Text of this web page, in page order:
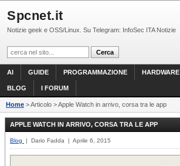
Spcnet.it
Notizie geek e OSS/Linux. Su Telegram: InfoSec ITA Notizie
AI GUIDE PROGRAMMAZIONE HARDWARE
BLOG I FORUM
Home > Articolo > Apple Watch in arrivo, corsa tra le app
APPLE WATCH IN ARRIVO, CORSA TRA LE APP
Blog | Dario Fadda | Aprile 6, 2015